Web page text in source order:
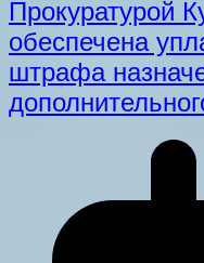
Прокуратурой
обеспечена
штрафа